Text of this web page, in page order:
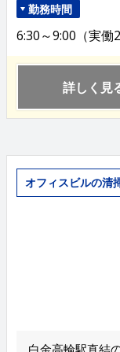
勤務時間
6:30～9:00（実働
詳しく見
オフィスビルの清
白金高輪駅直結